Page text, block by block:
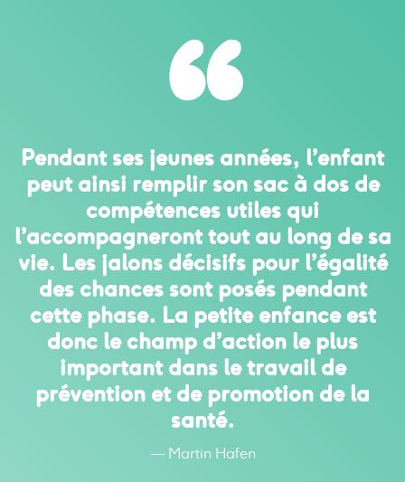
“
Pendant ses jeunes années, l’enfant
peut ainsi remplir son sac à dos de
compétences utiles qui
l’accompagneront tout au long de sa
vie. Les jalons décisifs pour l’égalité
des chances sont posés pendant
cette phase. La petite enfance est
donc le champ d’action le plus
important dans le travail de
prévention et de promotion de la
santé.
— Martin Hafen